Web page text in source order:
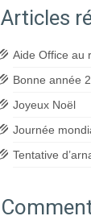
Articles
Aide Office au
Bonne année
Joyeux Noël
Journée
Tentative